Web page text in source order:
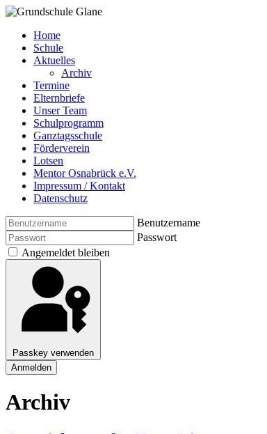
Home
Schule
Aktuelles
Archiv
Termine
Elternbriefe
Unser Team
Schulprogramm
Ganztagsschule
Förderverein
Lotsen
Mentor Osnabrück e.V.
Impressum / Kontakt
Datenschutz
Benutzername
Passwort
Angemeldet bleiben
Passkey verwenden
Anmelden
Archiv